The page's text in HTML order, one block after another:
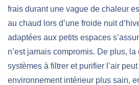
frais durant une vague de chaleur
au chaud lors d’une froide nuit
adaptées aux petits espaces
n’est jamais compromis. De plus,
systèmes à filtrer et purifier l’air
environnement intérieur plus sain,